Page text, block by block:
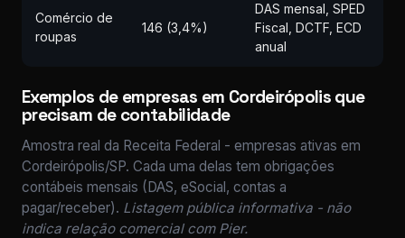
Comércio de
roupas
146 (3,4%)
DAS mensal, SPED
Fiscal, DCTF, ECD
anual
Exemplos de empresas em Cordeirópolis que
precisam de contabilidade
Amostra real da Receita Federal - empresas ativas em
Cordeirópolis/SP. Cada uma delas tem obrigações
contábeis mensais (DAS, eSocial, contas a
pagar/receber). Listagem pública informativa - não
indica relação comercial com Pier.